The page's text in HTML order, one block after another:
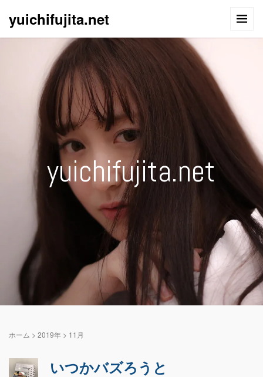
yuichifujita.net
yuichifujita.net
ホーム > 2019年 > 11月
いつかバズろうと